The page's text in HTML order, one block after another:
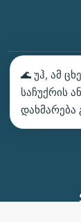
🌊 უჰ, ამ
საჩუქრის